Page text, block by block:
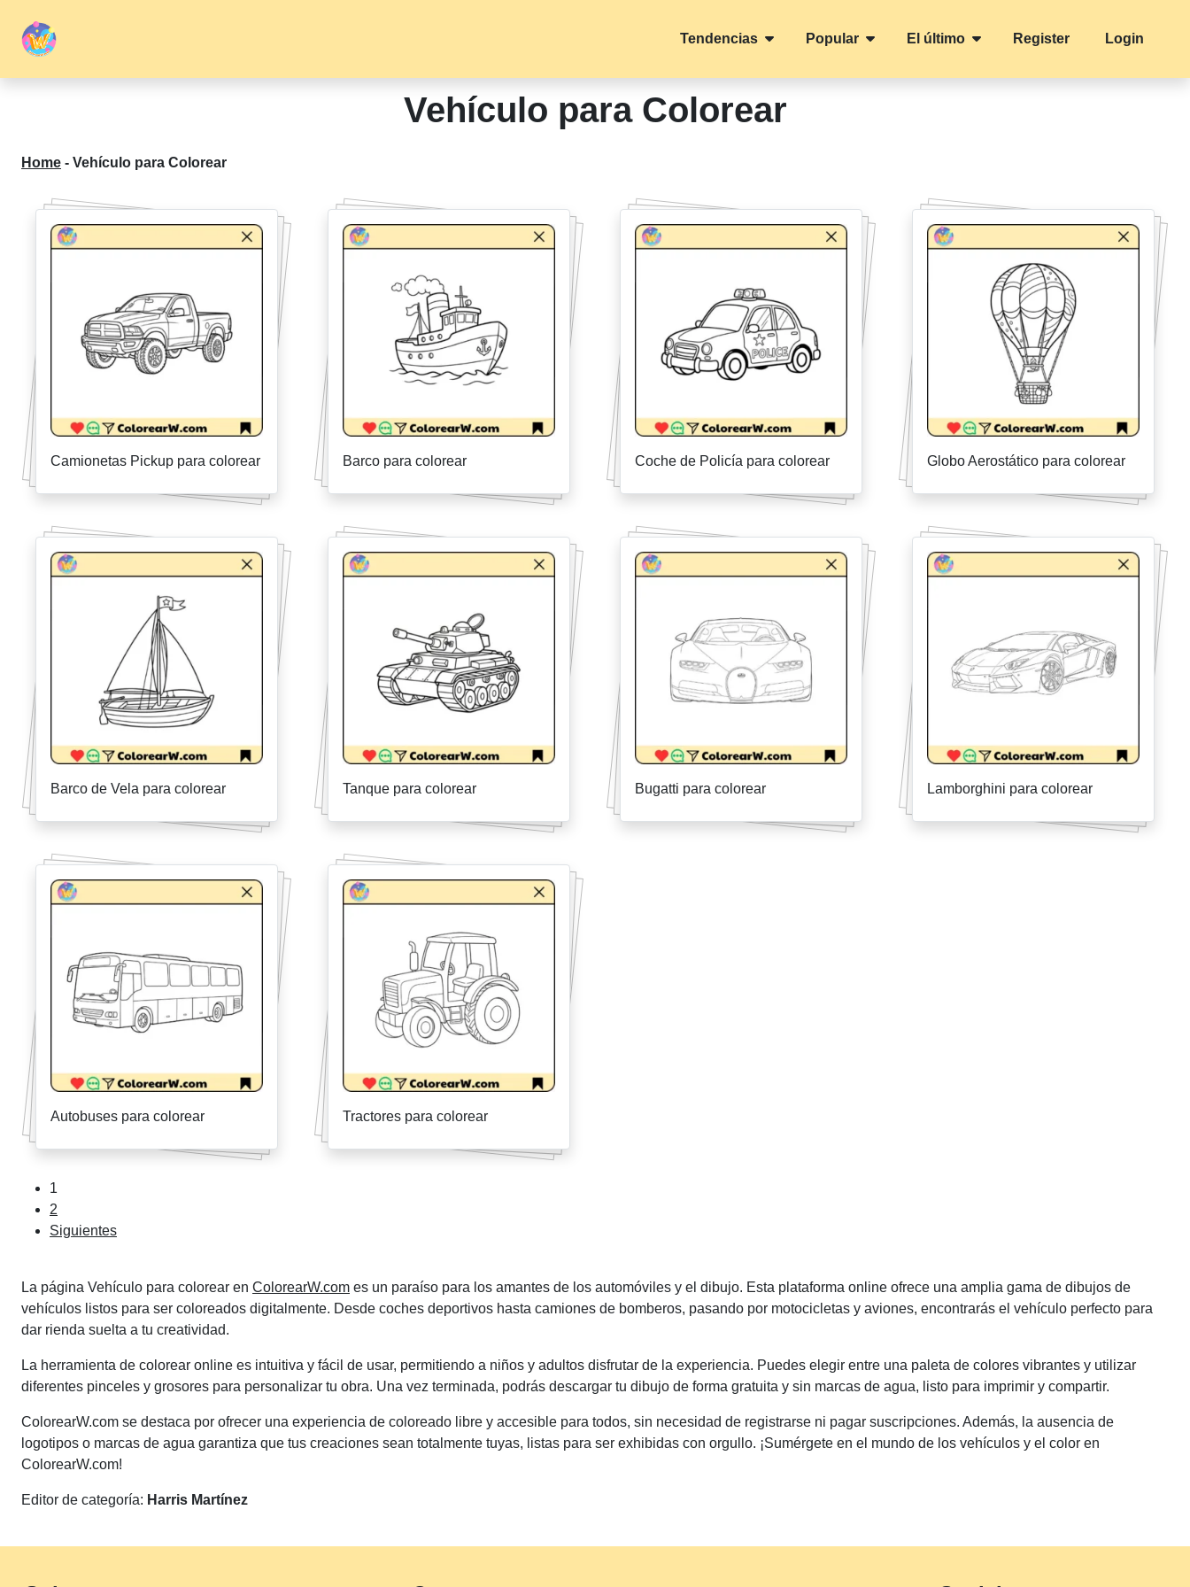
Tendencias Popular El último Register Login
Vehículo para Colorear
Home - Vehículo para Colorear
Camionetas Pickup para colorear Barco para colorear Coche de Policía para colorear Globo Aerostático para colorear
Barco de Vela para colorear Tanque para colorear Bugatti para colorear Lamborghini para colorear
Autobuses para colorear Tractores para colorear
Paginación
de
1
2
Siguientes
La página Vehículo para colorear en ColorearW.com es un paraíso para los amantes de los automóviles y el dibujo. Esta plataforma online ofrece una amplia gama de dibujos de
vehículos listos para ser coloreados digitalmente. Desde coches deportivos hasta camiones de bomberos, pasando por motocicletas y aviones, encontrarás el vehículo perfecto para
dar rienda suelta a tu creatividad.
La herramienta de colorear online es intuitiva y fácil de usar, permitiendo a niños y adultos disfrutar de la experiencia. Puedes elegir entre una paleta de colores vibrantes y utilizar
diferentes pinceles y grosores para personalizar tu obra. Una vez terminada, podrás descargar tu dibujo de forma gratuita y sin marcas de agua, listo para imprimir y compartir.
ColorearW.com se destaca por ofrecer una experiencia de coloreado libre y accesible para todos, sin necesidad de registrarse ni pagar suscripciones. Además, la ausencia de
logotipos o marcas de agua garantiza que tus creaciones sean totalmente tuyas, listas para ser exhibidas con orgullo. ¡Sumérgete en el mundo de los vehículos y el color en
ColorearW.com!
Editor de categoría: Harris Martínez